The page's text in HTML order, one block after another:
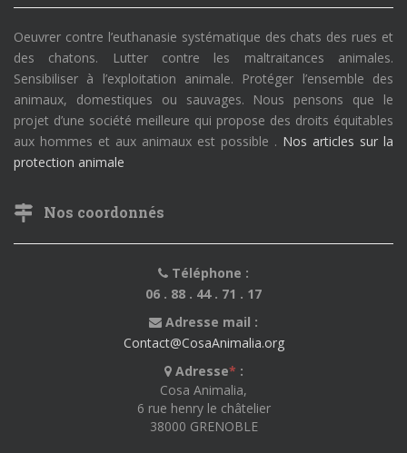
Oeuvrer contre l’euthanasie systématique des chats des rues et
des chatons. Lutter contre les maltraitances animales.
Sensibiliser à l’exploitation animale. Protéger l’ensemble des
animaux, domestiques ou sauvages. Nous pensons que le
projet d’une société meilleure qui propose des droits équitables
aux hommes et aux animaux est possible . Nos articles sur la
protection animale
Nos coordonnés
Téléphone :
06 . 88 . 44 . 71 . 17
Adresse mail :
Contact@CosaAnimalia.org
Adresse* :
Cosa Animalia,
6 rue henry le châtelier
38000 GRENOBLE